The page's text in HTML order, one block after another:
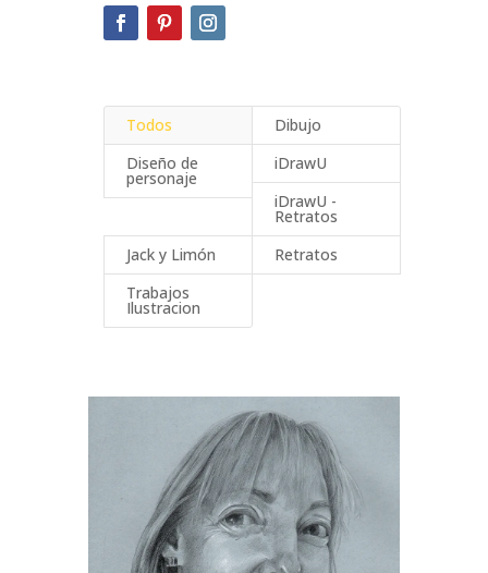
Todos
Dibujo
Diseño de
personaje
iDrawU
iDrawU -
Retratos
Jack y Limón
Retratos
Trabajos
Ilustracion